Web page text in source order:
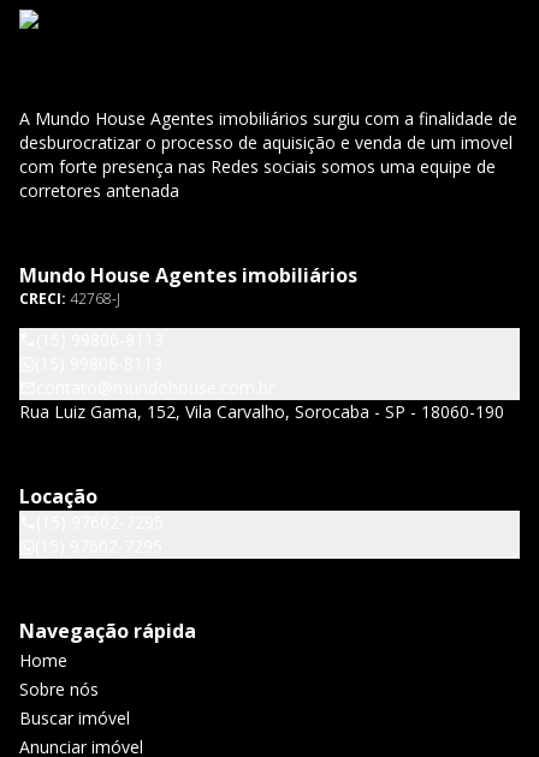
A Mundo House Agentes imobiliários surgiu com a finalidade de
desburocratizar o processo de aquisição e venda de um imovel
com forte presença nas Redes sociais somos uma equipe de
corretores antenada
Mundo House Agentes imobiliários
CRECI: 42768-J
Rua Luiz Gama, 152, Vila Carvalho, Sorocaba - SP - 18060-190
Locação
Navegação rápida
Home
Sobre nós
Buscar imóvel
Anunciar imóvel